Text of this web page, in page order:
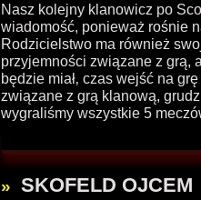
Nasz kolejny klanowicz po
wiadomość, ponieważ rośnie
Rodzicielstwo ma również
przyjemności związane z grą,
będzie miał‚ czas wejść na
związane z grą klanową,
wygraliśmy wszystkie 5
SKOFELD OJCEM